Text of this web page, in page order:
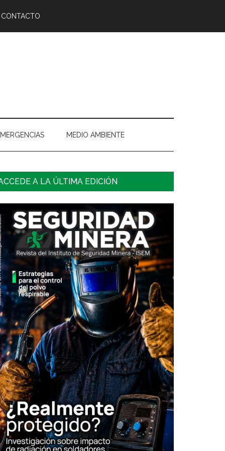
CONTACTO
MEDIO AMBIENTE
A LA ÚLTIMA EDICIÓN